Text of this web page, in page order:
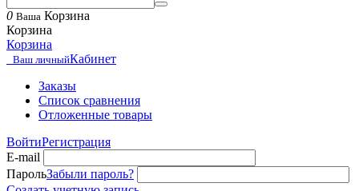
0 Ваша Корзина
Корзина
Корзина
Ваш личныйКабинет
Заказы
Список сравнения
Отложенные товары
ВойтиРегистрация
E-mail
ПарольЗабыли пароль?